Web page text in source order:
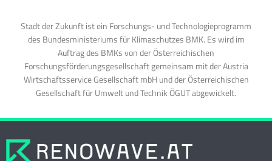
Stadt der Zukunft ist ein Forschungs- und Technologieprogramm
des Bundesministeriums für Klimaschutzes BMK. Es wird im
Auftrag des BMKs von der Österreichischen
Forschungsförderungsgesellschaft gemeinsam mit der Austria
Wirtschaftsservice Gesellschaft mbH und der Österreichischen
Gesellschaft für Umwelt und Technik ÖGUT abgewickelt.